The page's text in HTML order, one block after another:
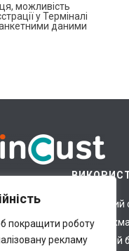
покращити роботу
рекламу
можливість
у Терміналі
даними
палива та енергії
Модуля
Обладнання,
апаратів
корпоративних
Хмарний
Ціни у
Власний